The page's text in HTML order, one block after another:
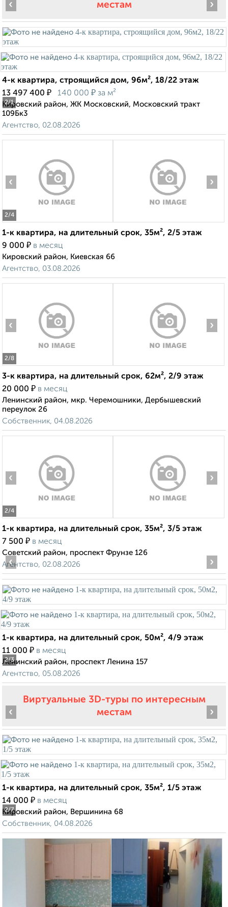
местам
2/1
‹ ›
4-к квартира, строящийся дом, 96м², 18/22 этаж
13 497 400 ₽ 140 000 ₽ за м²
Кировский район, ЖК Московский, Московский тракт
109Бк3
Агентство, 02.08.2026
2/4
‹ ›
1-к квартира, на длительный срок, 35м², 2/5 этаж
9 000 ₽ в месяц
Кировский район, Киевская 66
Агентство, 03.08.2026
2/8
‹ ›
3-к квартира, на длительный срок, 62м², 2/9 этаж
20 000 ₽ в месяц
Ленинский район, мкр. Черемошники, Дербышевский
переулок 26
Собственник, 04.08.2026
2/4
‹ ›
1-к квартира, на длительный срок, 35м², 3/5 этаж
7 500 ₽ в месяц
Советский район, проспект Фрунзе 126
Агентство, 02.08.2026
2/3
‹ ›
1-к квартира, на длительный срок, 50м², 4/9 этаж
11 000 ₽ в месяц
Ленинский район, проспект Ленина 157
Агентство, 05.08.2026
Виртуальные 3D-туры по интересным
местам
2/7
‹ ›
1-к квартира, на длительный срок, 35м², 1/5 этаж
14 000 ₽ в месяц
Кировский район, Вершинина 68
Собственник, 04.08.2026